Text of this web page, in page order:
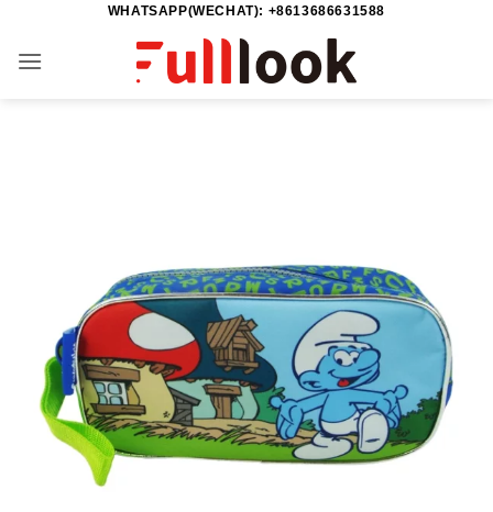
content
WHATSAPP(WECHAT): +8613686631588